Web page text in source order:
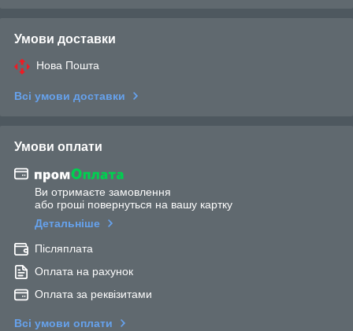
Умови доставки
Нова Пошта
Всі умови доставки
Умови оплати
Ви отримаєте замовлення
або гроші повернуться на вашу картку
Детальніше
Післяплата
Оплата на рахунок
Оплата за реквізитами
Всі умови оплати